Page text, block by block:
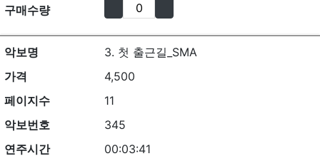
구매수량
악보명
3. 첫 출근길_SMA
가격
4,500
페이지수
11
악보번호
345
연주시간
00:03:41